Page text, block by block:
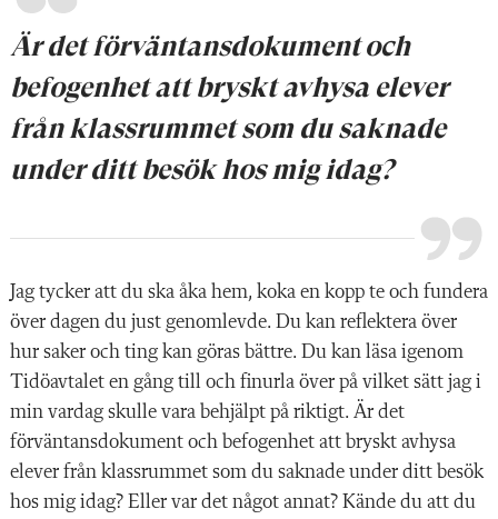
Är det förväntansdokument och
befogenhet att bryskt avhysa elever
från klassrummet som du saknade
under ditt besök hos mig idag?
Jag tycker att du ska åka hem, koka en kopp te och fundera
över dagen du just genomlevde. Du kan reflektera över
hur saker och ting kan göras bättre. Du kan läsa igenom
Tidöavtalet en gång till och finurla över på vilket sätt jag i
min vardag skulle vara behjälpt på riktigt. Är det
förväntansdokument och befogenhet att bryskt avhysa
elever från klassrummet som du saknade under ditt besök
hos mig idag? Eller var det något annat? Kände du att du